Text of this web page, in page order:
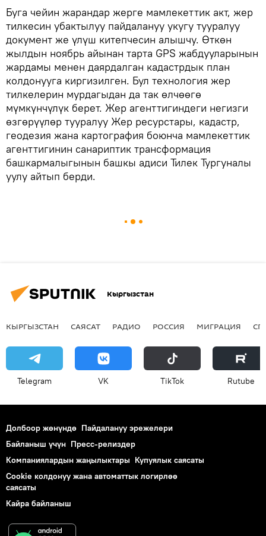
Буга чейин жарандар жерге мамлекеттик акт, жер
тилкесин убактылуу пайдалануу укугу тууралуу
документ же үлүш китепчесин алышчу. Өткөн
жылдын ноябрь айынан тарта GPS жабдууларынын
жардамы менен даярдалган кадастрдык план
колдонууга киргизилген. Бул технология жер
тилкелерин мурдагыдан да так өлчөөгө
мүмкүнчүлүк берет. Жер агенттигиндеги негизги
өзгөрүүлөр тууралуу Жер ресурстары, кадастр,
геодезия жана картография боюнча мамлекеттик
агенттигинин санариптик трансформация
башкармалыгынын башкы адиси Тилек Тургуналы
уулу айтып берди.
Кыргызстан
КЫРГЫЗСТАН САЯСАТ РАДИО РОССИЯ МИГРАЦИЯ
Telegram VK ТikТоk Rutube
Долбоор жөнүндө Пайдалануу эрежелери
Байланыш үчүн Пресс-релиздер
Компаниялардын жаңылыктары Купуялык саясаты
Cookie колдонуу жана автоматтык логирлөө
саясаты
Кайра байланыш